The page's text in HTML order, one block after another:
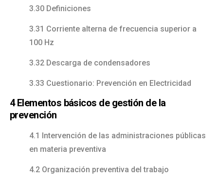
3.30 Definiciones
3.31 Corriente alterna de frecuencia superior a
100 Hz
3.32 Descarga de condensadores
3.33 Cuestionario: Prevención en Electricidad
4 Elementos básicos de gestión de la
prevención
4.1 Intervención de las administraciones públicas
en materia preventiva
4.2 Organización preventiva del trabajo